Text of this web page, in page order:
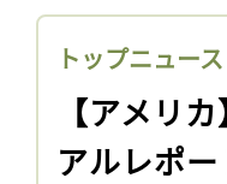
トップニュース
【アメリ
アルレポ